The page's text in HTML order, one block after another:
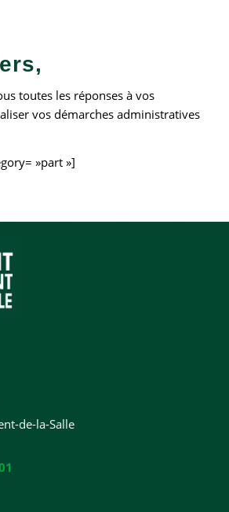
toutes les réponses à vos
vos démarches administratives
»part »]
de-la-Salle